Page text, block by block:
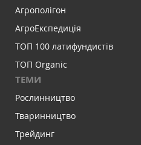
Агрополігон
АгроЕкспедиція
ТОП 100 латифундистів
ТОП Organic
ТЕМИ
Рослинництво
Тваринництво
Трейдинг